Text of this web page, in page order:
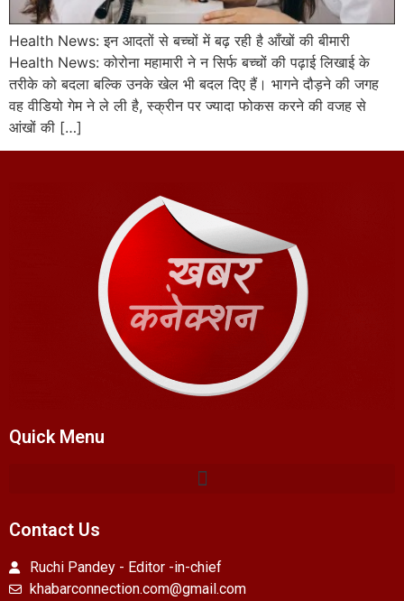
Health News: इन आदतों से बच्चों में बढ़ रही है आँखों की बीमारी
Health News: कोरोना महामारी ने न सिर्फ बच्चों की पढ़ाई लिखाई के
तरीके को बदला बल्कि उनके खेल भी बदल दिए हैं। भागने दौड़ने की जगह
वह वीडियो गेम ने ले ली है, स्क्रीन पर ज्यादा फोकस करने की वजह से
आंखों की […]
Quick Menu
Contact Us
Ruchi Pandey - Editor -in-chief
khabarconnection.com@gmail.com